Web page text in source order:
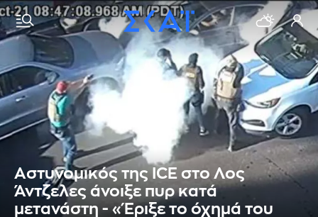
Αστυνομικός της ICE στο Λος
Άντζελες άνοιξε πυρ κατά
μετανάστη - «Έριξε το όχημά του